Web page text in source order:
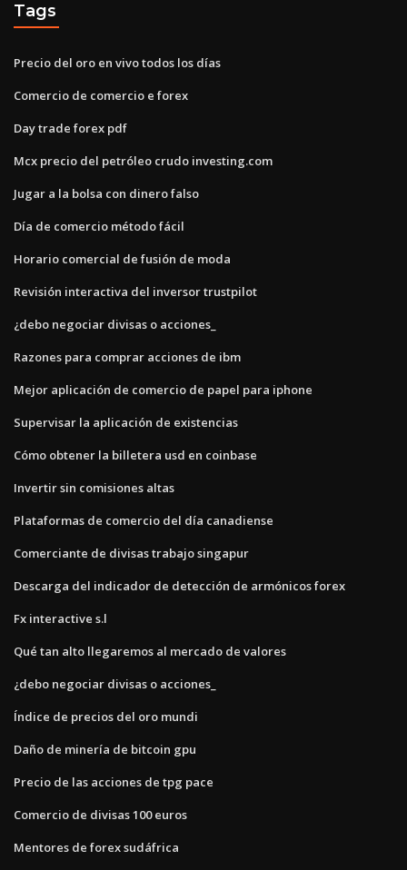
Tags
Precio del oro en vivo todos los días
Comercio de comercio e forex
Day trade forex pdf
Mcx precio del petróleo crudo investing.com
Jugar a la bolsa con dinero falso
Día de comercio método fácil
Horario comercial de fusión de moda
Revisión interactiva del inversor trustpilot
¿debo negociar divisas o acciones_
Razones para comprar acciones de ibm
Mejor aplicación de comercio de papel para iphone
Supervisar la aplicación de existencias
Cómo obtener la billetera usd en coinbase
Invertir sin comisiones altas
Plataformas de comercio del día canadiense
Comerciante de divisas trabajo singapur
Descarga del indicador de detección de armónicos forex
Fx interactive s.l
Qué tan alto llegaremos al mercado de valores
¿debo negociar divisas o acciones_
Índice de precios del oro mundi
Daño de minería de bitcoin gpu
Precio de las acciones de tpg pace
Comercio de divisas 100 euros
Mentores de forex sudáfrica